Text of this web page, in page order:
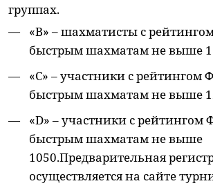
группах.
«В» – шахматисты с
быстрым шахматам не выше
«C» – участники с рейтингом
быстрым шахматам не выше
«D» – участники с рейтингом
быстрым шахматам не выше
1050.Предварительная
осуществляется на сайте